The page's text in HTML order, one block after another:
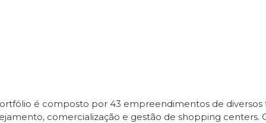
é composto por 43 empreendimentos de
comercialização e gestão de shopping centers.